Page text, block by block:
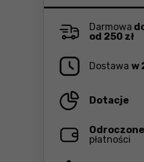
Darmowa
od 250 zł
Dostawa w
Dotacje
Odroczone
płatności